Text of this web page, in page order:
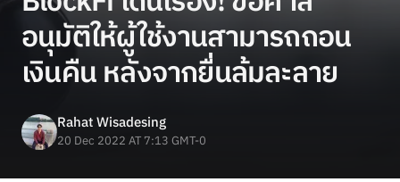
อนุมัติให้ผู้ใช้งานสามารถถอน
เงินคืน หลังจากยื่นล้มละลาย
Rahat Wisadesing
20 Dec 2022 AT 7:13 GMT-0